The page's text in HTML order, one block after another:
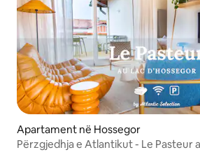
Apartament në Hossegor
Përzgjedhja e Atlantikut - Le Pasteur